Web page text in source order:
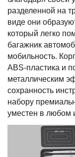
разделенной на
виде они
который легко
багажник
мобильность.
ABS-пластика и
металлическим
сохранность
набору
уместен в любом